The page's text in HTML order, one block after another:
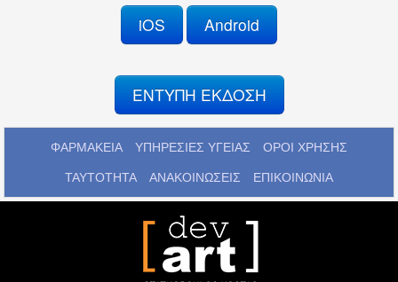
iOS Android
ΕΝΤΥΠΗ ΕΚΔΟΣΗ
ΦΑΡΜΑΚΕΙΑ ΥΠΗΡΕΣΙΕΣ ΥΓΕΙΑΣ ΟΡΟΙ ΧΡΗΣΗΣ
ΤΑΥΤΟΤΗΤΑ ΑΝΑΚΟΙΝΩΣΕΙΣ ΕΠΙΚΟΙΝΩΝΙΑ